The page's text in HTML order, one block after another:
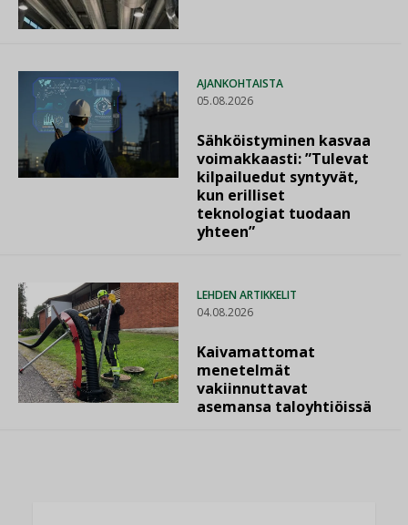
AJANKOHTAISTA
05.08.2026
Sähköistyminen kasvaa
voimakkaasti: ”Tulevat
kilpailuedut syntyvät,
kun erilliset
teknologiat tuodaan
yhteen”
LEHDEN ARTIKKELIT
04.08.2026
Kaivamattomat
menetelmät
vakiinnuttavat
asemansa taloyhtiöissä